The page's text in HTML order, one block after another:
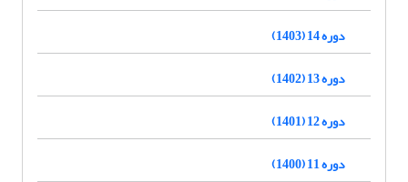
دوره 14 (1403)
دوره 13 (1402)
دوره 12 (1401)
دوره 11 (1400)